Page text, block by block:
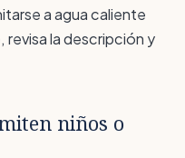
a agua caliente
revisa la descripción y
niños o